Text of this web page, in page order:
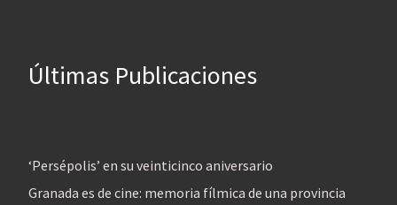
Últimas Publicaciones
‘Persépolis’ en su veinticinco aniversario
Granada es de cine: memoria fílmica de una provincia